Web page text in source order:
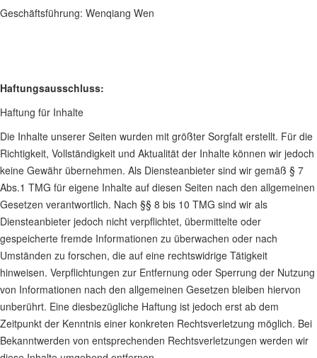
Geschäftsführung: Wenqiang Wen
Haftungsausschluss:
Haftung für Inhalte
Die Inhalte unserer Seiten wurden mit größter Sorgfalt erstellt. Für die
Richtigkeit, Vollständigkeit und Aktualität der Inhalte können wir jedoch
keine Gewähr übernehmen. Als Diensteanbieter sind wir gemäß § 7
Abs.1 TMG für eigene Inhalte auf diesen Seiten nach den allgemeinen
Gesetzen verantwortlich. Nach §§ 8 bis 10 TMG sind wir als
Diensteanbieter jedoch nicht verpflichtet, übermittelte oder
gespeicherte fremde Informationen zu überwachen oder nach
Umständen zu forschen, die auf eine rechtswidrige Tätigkeit
hinweisen. Verpflichtungen zur Entfernung oder Sperrung der Nutzung
von Informationen nach den allgemeinen Gesetzen bleiben hiervon
unberührt. Eine diesbezügliche Haftung ist jedoch erst ab dem
Zeitpunkt der Kenntnis einer konkreten Rechtsverletzung möglich. Bei
Bekanntwerden von entsprechenden Rechtsverletzungen werden wir